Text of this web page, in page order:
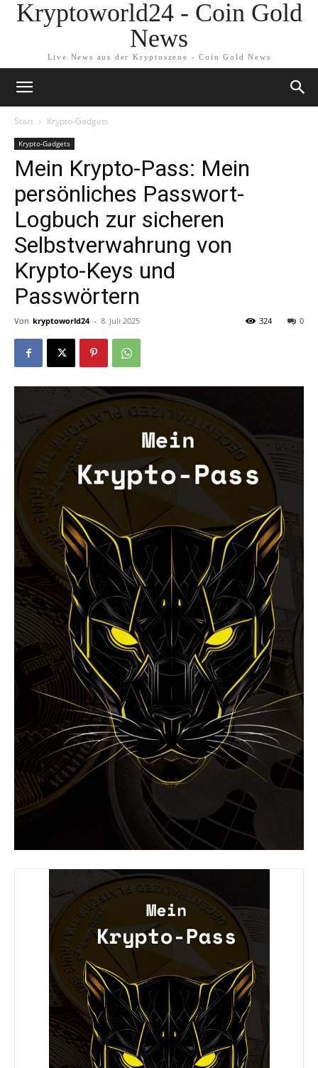
Kryptoworld24 - Coin Gold
News
Live News aus der Kryptoszene - Coin Gold News
Start Krypto-Gadgets
Krypto-Gadgets
Mein Krypto-Pass: Mein
persönliches Passwort-
Logbuch zur sicheren
Selbstverwahrung von
Krypto-Keys und
Passwörtern
Von kryptoworld24 - 8. Juli 2025 0
324